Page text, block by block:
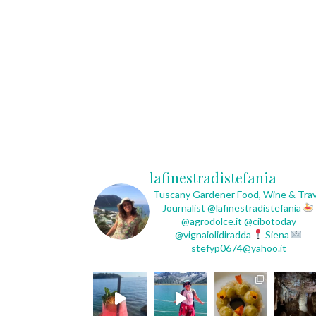
lafinestradistefania
Tuscany GardenerFood, Wine &
Journalist @lafinestradistefania
@agrodolce.it @cibotoday
@vignaiolidiradda
Siena
stefyp0674@yahoo.it